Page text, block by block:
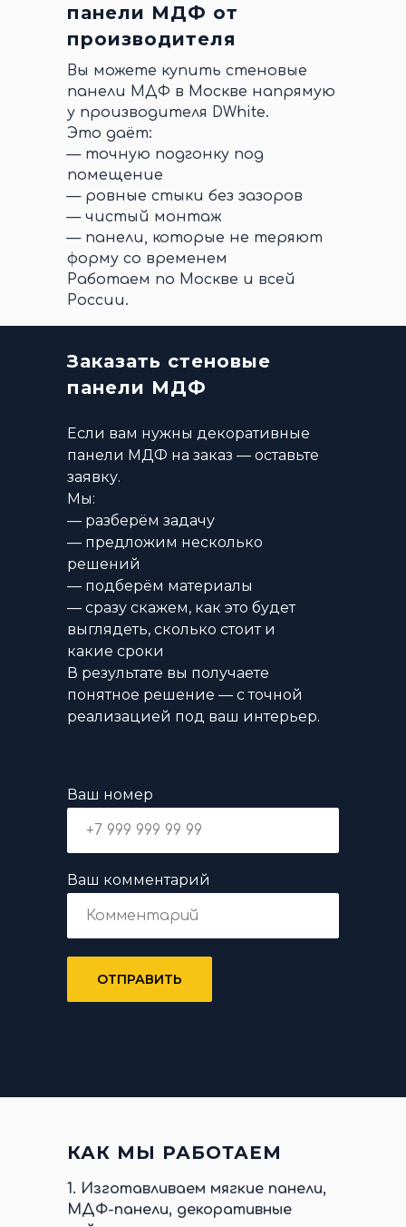
панели МДФ от
производителя
Вы можете купить стеновые
панели МДФ в Москве напрямую
у производителя DWhite.
Это даёт:
— точную подгонку под
помещение
— ровные стыки без зазоров
— чистый монтаж
— панели, которые не теряют
форму со временем
Работаем по Москве и всей
России.
Заказать стеновые
панели МДФ
Если вам нужны декоративные
панели МДФ на заказ — оставьте
заявку.
Мы:
— разберём задачу
— предложим несколько
решений
— подберём материалы
— сразу скажем, как это будет
выглядеть, сколько стоит и
какие сроки
В результате вы получаете
понятное решение — с точной
реализацией под ваш интерьер.
Ваш номер
Ваш комментарий
ОТПРАВИТЬ
КАК МЫ РАБОТАЕМ
1. Изготавливаем мягкие панели,
МДФ-панели, декоративные